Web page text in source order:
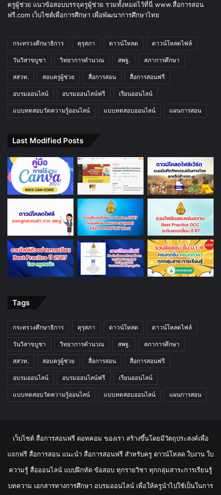
ครูผู้ช่วย แนวข้อสอบบรรจุครูผู้ช่วย รวมทั้งหมดไว้ที่นี่ www.สื่อการสอน
ฟรี.com เว็บไซต์เพื่อการศึกษา เพื่อพัฒนาการศึกษาไทย
กระทรวงศึกษาธิการ คุรุสภา ดาวน์โหลด ดาวน์โหลดไฟล์
วันวิสาขบูชา วิทยาการคำนวณ สพฐ. สภาการศึกษา
สสวท. สอบครูผู้ช่วย สื่อการสอน สื่อการสอนฟรี
อบรมออนไลน์ อบรมออนไลน์ฟรี เรียนออนไลน์
แบบทดสอบวัดความรู้ออนไลน์ แบบทดสอบออนไลน์ แผนการสอน
Last Modified Posts
Tags
กระทรวงศึกษาธิการ คุรุสภา ดาวน์โหลด ดาวน์โหลดไฟล์
วันวิสาขบูชา วิทยาการคำนวณ สพฐ. สภาการศึกษา
สสวท. สอบครูผู้ช่วย สื่อการสอน สื่อการสอนฟรี
อบรมออนไลน์ อบรมออนไลน์ฟรี เรียนออนไลน์
แบบทดสอบวัดความรู้ออนไลน์ แบบทดสอบออนไลน์ แผนการสอน
เว็บไซต์ สื่อการสอนฟรี ดอทคอม ของเรา สร้างขึ้นโดยมีวัตถุประสงค์เพื่อ
แจกฟรี สื่อการสอน แนะนำ สื่อการสอนฟรี สำหรับครู ดาวน์โหลด ใบงาน ใบ
ความรู้ สื่อออนไลน์ แบบฝึกหัด ข้อสอบ ทุกรายวิชา ทุกกลุ่มสาระการเรียนรู้
บทความ เอกสารทางการศึกษา อบรมออนไลน์ เพื่อให้ครูนำไปใช้เป็นในการ